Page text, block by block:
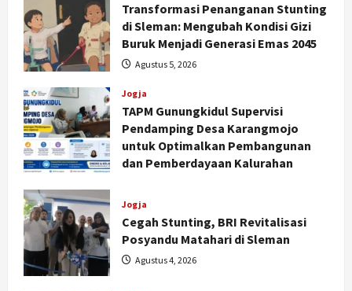
Transformasi Penanganan Stunting
di Sleman: Mengubah Kondisi Gizi
Buruk Menjadi Generasi Emas 2045
Agustus 5, 2026
Jogja
TAPM Gunungkidul Supervisi
Pendamping Desa Karangmojo
untuk Optimalkan Pembangunan
dan Pemberdayaan Kalurahan
Jogja
Cegah Stunting, BRI Revitalisasi
Posyandu Matahari di Sleman
Agustus 4, 2026